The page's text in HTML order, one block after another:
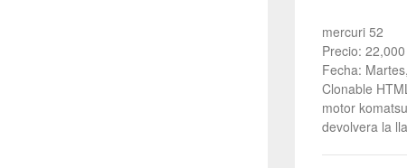
mercuri 52
Precio:
Fecha:
Clonable
motor
devolvera la